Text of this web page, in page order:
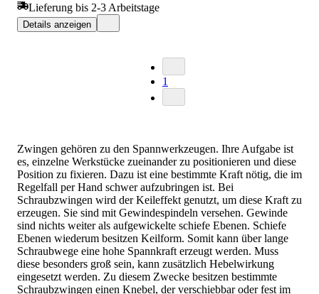
Lieferung bis 2-3 Arbeitstage
Details anzeigen
1
Zwingen gehören zu den Spannwerkzeugen. Ihre Aufgabe ist
es, einzelne Werkstücke zueinander zu positionieren und diese
Position zu fixieren. Dazu ist eine bestimmte Kraft nötig, die im
Regelfall per Hand schwer aufzubringen ist. Bei
Schraubzwingen wird der Keileffekt genutzt, um diese Kraft zu
erzeugen. Sie sind mit Gewindespindeln versehen. Gewinde
sind nichts weiter als aufgewickelte schiefe Ebenen. Schiefe
Ebenen wiederum besitzen Keilform. Somit kann über lange
Schraubwege eine hohe Spannkraft erzeugt werden. Muss
diese besonders groß sein, kann zusätzlich Hebelwirkung
eingesetzt werden. Zu diesem Zwecke besitzen bestimmte
Schraubzwingen einen Knebel, der verschiebbar oder fest im